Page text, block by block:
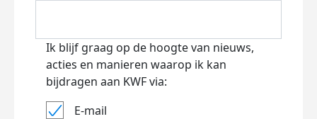
Ik blijf graag op de hoogte van nieuws,
acties en manieren waarop ik kan
bijdragen aan KWF via:
E-mail